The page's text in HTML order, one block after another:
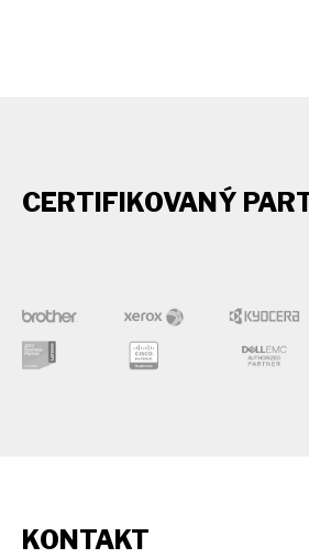
CERTIFIKOVANÝ
KONTAKT